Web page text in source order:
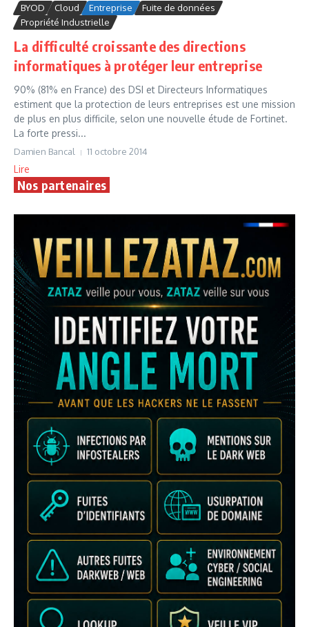
BYOD Cloud Entreprise
Fuite de données
Propriété Industrielle
La difficulté croissante des directions
informatiques à protéger leur entreprise
90% (81% en France) des DSI et Directeurs Informatiques
estiment que la protection de leurs entreprises est une mission
de plus en plus difficile, selon une nouvelle étude de Fortinet.
La forte pressi...
Damien Bancal 11 octobre 2014
Lire
Nos partenaires